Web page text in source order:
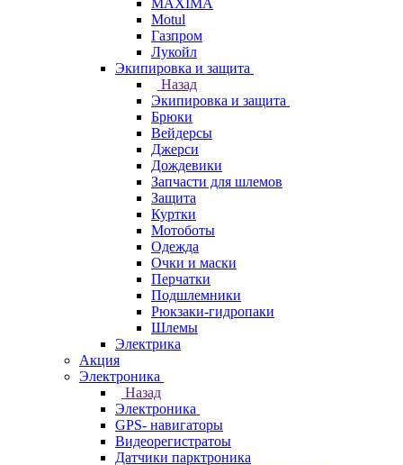
MAXIMA
Motul
Газпром
Лукойл
Экипировка и защита
Назад
Экипировка и защита
Брюки
Вейдерсы
Джерси
Дождевики
Запчасти для шлемов
Защита
Куртки
Мотоботы
Одежда
Очки и маски
Перчатки
Подшлемники
Рюкзаки-гидропаки
Шлемы
Электрика
Акция
Электроника
Назад
Электроника
GPS- навигаторы
Видеорегистратоы
Датчики парктроника